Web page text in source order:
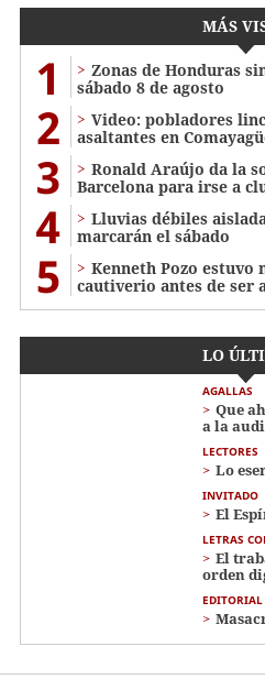
MÁS
1
Zonas de Honduras
sábado 8 de agosto
2
Video: pobladores
asaltantes en
3
Ronald Araújo da la
Barcelona para irse a
4
Lluvias débiles
marcarán el sábado
5
Kenneth Pozo estuvo
cautiverio antes de ser
LO
AGALLAS
Que
a la
LECTORES
Lo
INVITADO
El
LETRAS
El
orden
EDITORIAL